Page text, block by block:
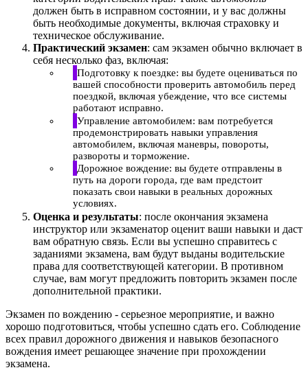
должен быть в исправном состоянии, и у вас должны
быть необходимые документы, включая страховку и
техническое обслуживание.
Практический экзамен: сам экзамен обычно включает в
себя несколько фаз, включая:
Подготовку к поездке: вы будете оцениваться по
вашей способности проверить автомобиль перед
поездкой, включая убеждение, что все системы
работают исправно.
Управление автомобилем: вам потребуется
продемонстрировать навыки управления
автомобилем, включая маневры, повороты,
развороты и торможение.
Дорожное вождение: вы будете отправлены в
путь на дороги города, где вам предстоит
показать свои навыки в реальных дорожных
условиях.
Оценка и результаты: после окончания экзамена
инструктор или экзаменатор оценит ваши навыки и даст
вам обратную связь. Если вы успешно справитесь с
заданиями экзамена, вам будут выданы водительские
права для соответствующей категории. В противном
случае, вам могут предложить повторить экзамен после
дополнительной практики.
Экзамен по вождению - серьезное мероприятие, и важно
хорошо подготовиться, чтобы успешно сдать его. Соблюдение
всех правил дорожного движения и навыков безопасного
вождения имеет решающее значение при прохождении
экзамена.